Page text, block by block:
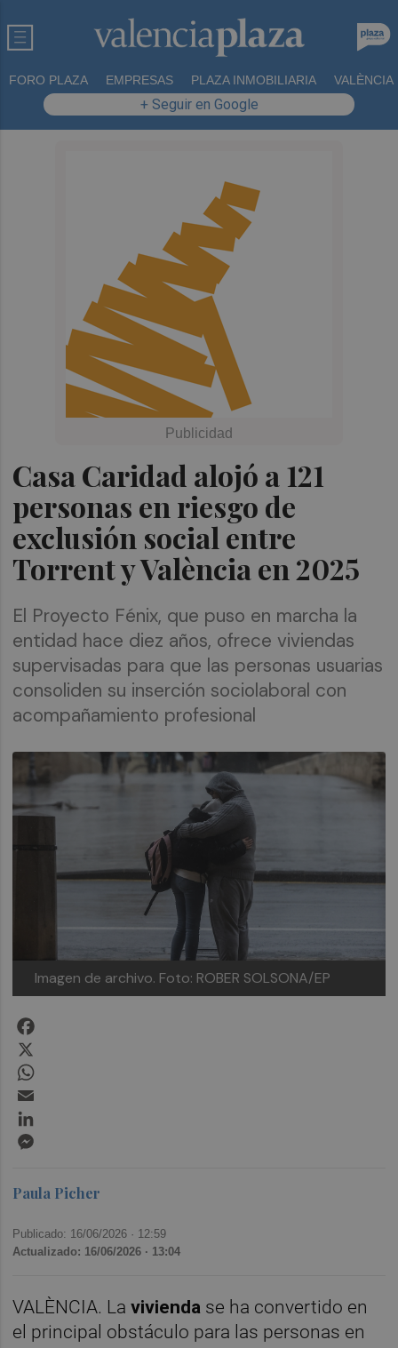
FORO PLAZA EMPRESAS PLAZA INMOBILIARIA VALÈNCIA
+ Seguir en Google
Casa Caridad alojó a 121
personas en riesgo de
exclusión social entre
Torrent y València en 2025
El Proyecto Fénix, que puso en marcha la
entidad hace diez años, ofrece viviendas
supervisadas para que las personas usuarias
consoliden su inserción sociolaboral con
acompañamiento profesional
Imagen de archivo. Foto: ROBER SOLSONA/EP
Paula Picher
Publicado: 16/06/2026 · 12:59
Actualizado: 16/06/2026 · 13:04
VALÈNCIA. Lavivienda se ha convertido en
el principal obstáculo para las personas en